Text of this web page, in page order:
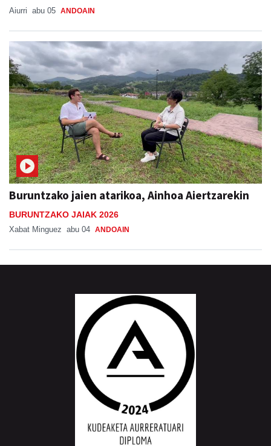
Aiurri abu 05 ANDOAIN
Buruntzako jaien atarikoa, Ainhoa Aiertzarekin
BURUNTZAKO JAIAK 2026
Xabat Minguez abu 04 ANDOAIN